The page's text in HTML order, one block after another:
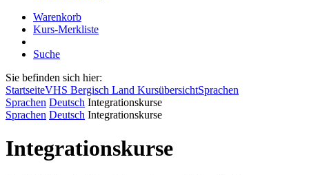
Warenkorb
Kurs-Merkliste
Suche
Sie befinden sich hier:
StartseiteVHS Bergisch Land KursübersichtSprachen
Sprachen Deutsch Integrationskurse
Sprachen Deutsch Integrationskurse
Integrationskurse